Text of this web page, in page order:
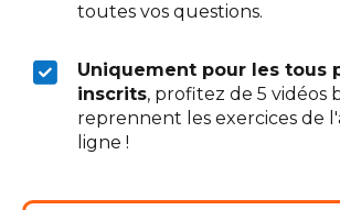
toutes vos questions.
Uniquement pour les tous
inscrits, profitez de 5 vidéos
reprennent les exercices de
ligne !